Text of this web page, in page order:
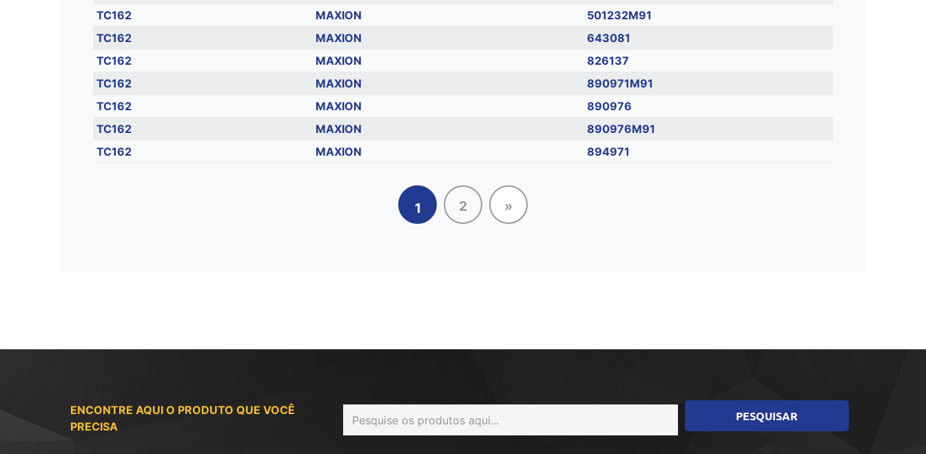
TC162
MAXION
501232M91
TC162
MAXION
643081
TC162
MAXION
826137
TC162
MAXION
890971M91
TC162
MAXION
890976
TC162
MAXION
890976M91
TC162
MAXION 894971
1 2 »
ENCONTRE AQUI O PRODUTO QUE VOCÊ
PRECISA